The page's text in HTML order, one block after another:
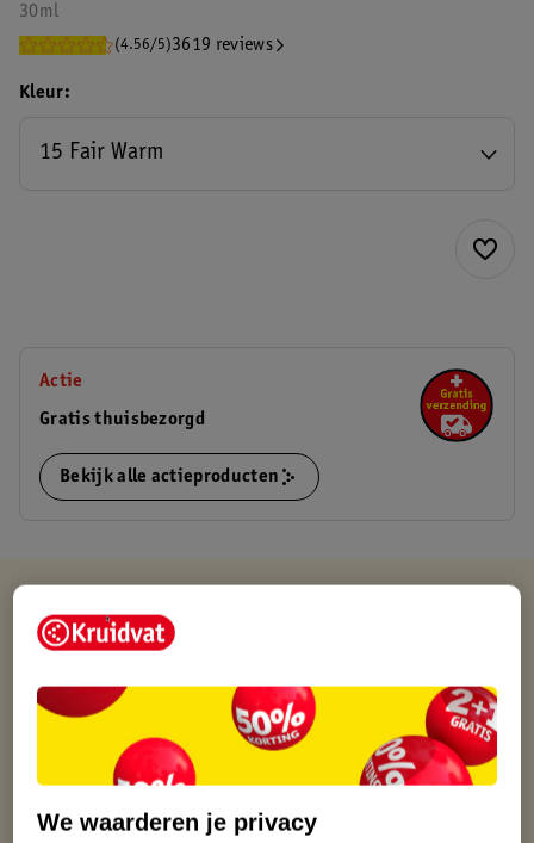
30ml
(4.56/5)3619 reviews
Kleur
15 Fair Warm
Actie
Gratis thuisbezorgd
Bekijk alle actieproducten
Kruidvat is altijd voordelig
Op werkdagen voor 22:00 uur besteld, volgende dag in huis
Gratis thuisbezorgd vanaf 50.00
Gratis retourneren binnen 30 dagen
Gratis punten met je Kruidvat kaart
We waarderen je privacy